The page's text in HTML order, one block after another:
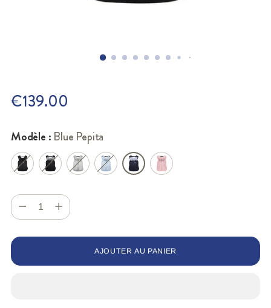
Prix
€139.00
Modèle : Blue Pepita
Quantité
AJOUTER AU PANIER